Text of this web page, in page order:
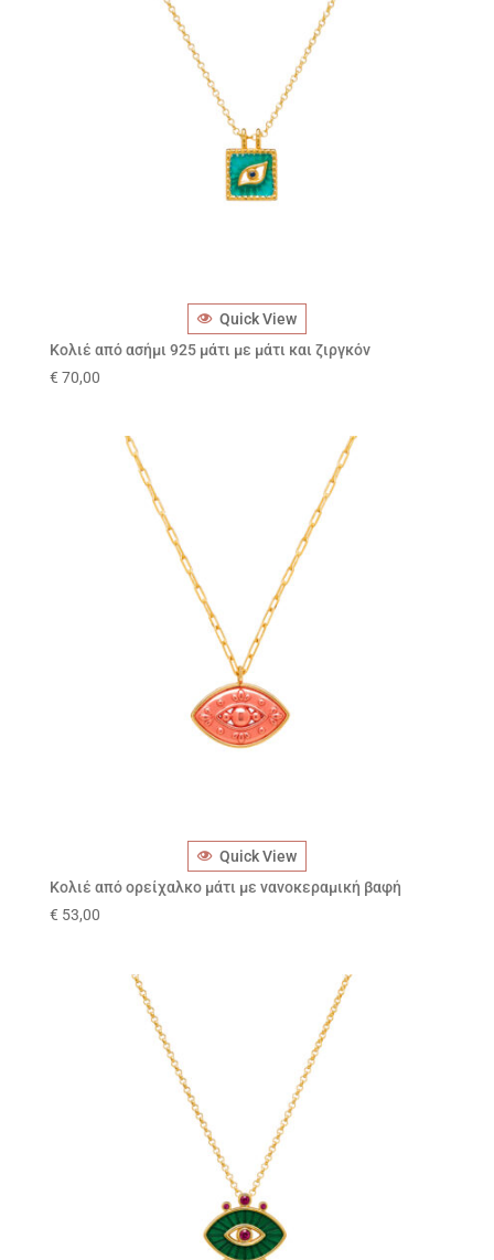
Quick View
Κολιέ από ασήμι 925 μάτι με μάτι και ζιργκόν
€ 70,00
Quick View
Κολιέ από ορείχαλκο μάτι με νανοκεραμική βαφή
€ 53,00